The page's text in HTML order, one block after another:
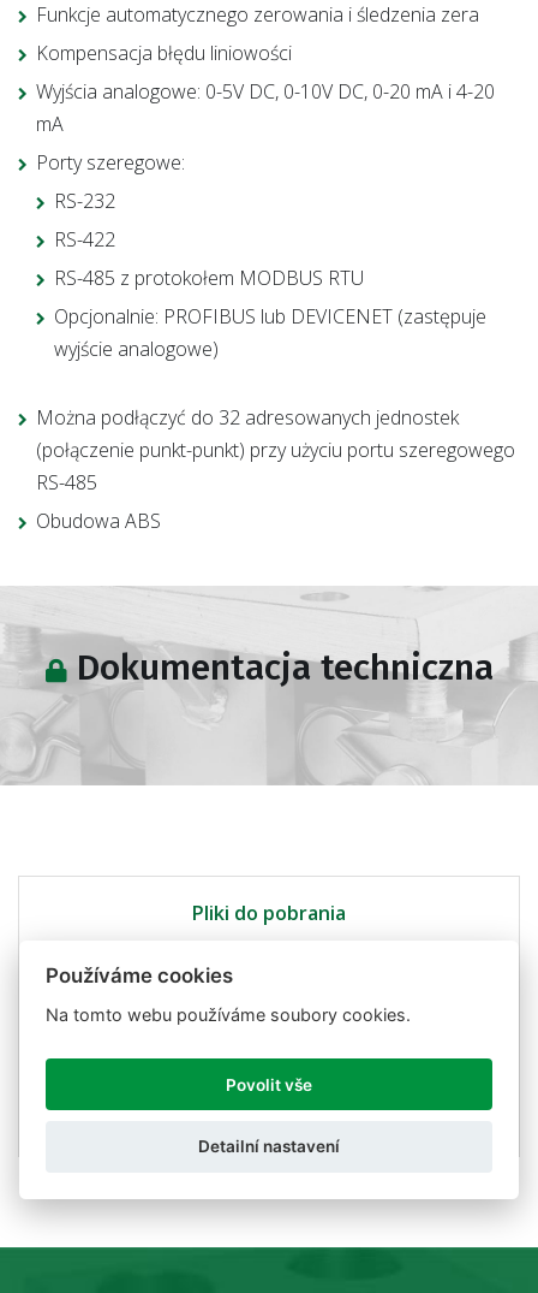
Funkcje automatycznego zerowania i śledzenia zera
Kompensacja błędu liniowości
Wyjścia analogowe: 0-5V DC, 0-10V DC, 0-20 mA i 4-20
mA
Porty szeregowe:
RS-232
RS-422
RS-485 z protokołem MODBUS RTU
Opcjonalnie: PROFIBUS lub DEVICENET (zastępuje
wyjście analogowe)
Można podłączyć do 32 adresowanych jednostek
(połączenie punkt-punkt) przy użyciu portu szeregowego
RS-485
Obudowa ABS
Dokumentacja techniczna
Pliki do pobrania
Powiązane
DAT400-500 Eng
Používáme cookies
Na tomto webu používáme soubory cookies.
Povolit vše
Detailní nastavení